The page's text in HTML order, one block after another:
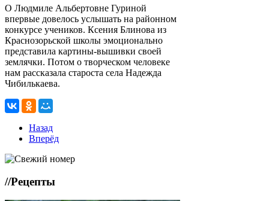
О Людмиле Альбертовне Гуриной
впервые довелось услышать на районном
конкурсе учеников. Ксения Блинова из
Краснозорьской школы эмоционально
представила картины-вышивки своей
землячки. Потом о творческом человеке
нам рассказала староста села Надежда
Чибилькаева.
Назад
Вперёд
//Рецепты